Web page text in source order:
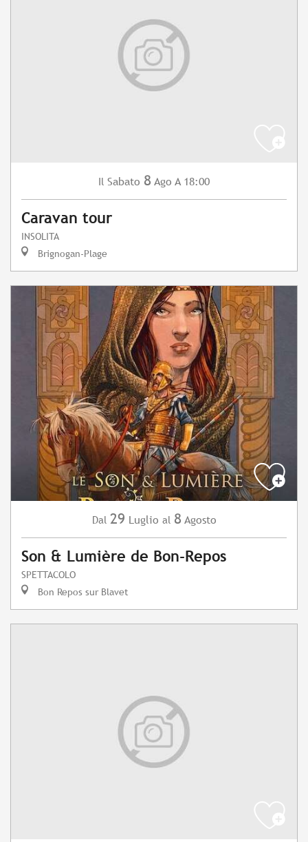
Il Sabato 8 Ago A 18:00
Caravan tour
INSOLITA
Brignogan-Plage
Dal 29 Luglio al 8 Agosto
Son & Lumière de Bon-Repos
SPETTACOLO
Bon Repos sur Blavet